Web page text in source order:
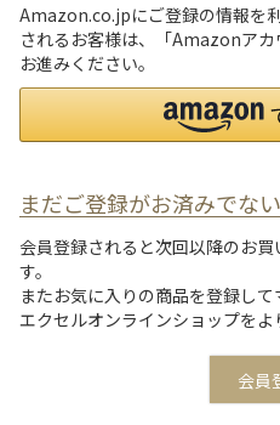
Amazon.co.jpにご登録の情報を
されるお客様は、「Amazonア
お進みください。
まだご登録がお済みでな
会員登録されると次回以降のお
す。
またお気に入りの商品を登録して
エクセルオンラインショップをよ
会員